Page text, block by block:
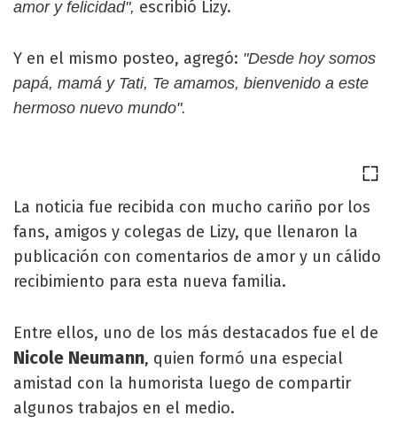
amor y felicidad", escribió Lizy.
Y en el mismo posteo, agregó: "Desde hoy somos
papá, mamá y Tati, Te amamos, bienvenido a este
hermoso nuevo mundo".
La noticia fue recibida con mucho cariño por los
fans, amigos y colegas de Lizy, que llenaron la
publicación con comentarios de amor y un cálido
recibimiento para esta nueva familia.
Entre ellos, uno de los más destacados fue el de
Nicole Neumann, quien formó una especial
amistad con la humorista luego de compartir
algunos trabajos en el medio.